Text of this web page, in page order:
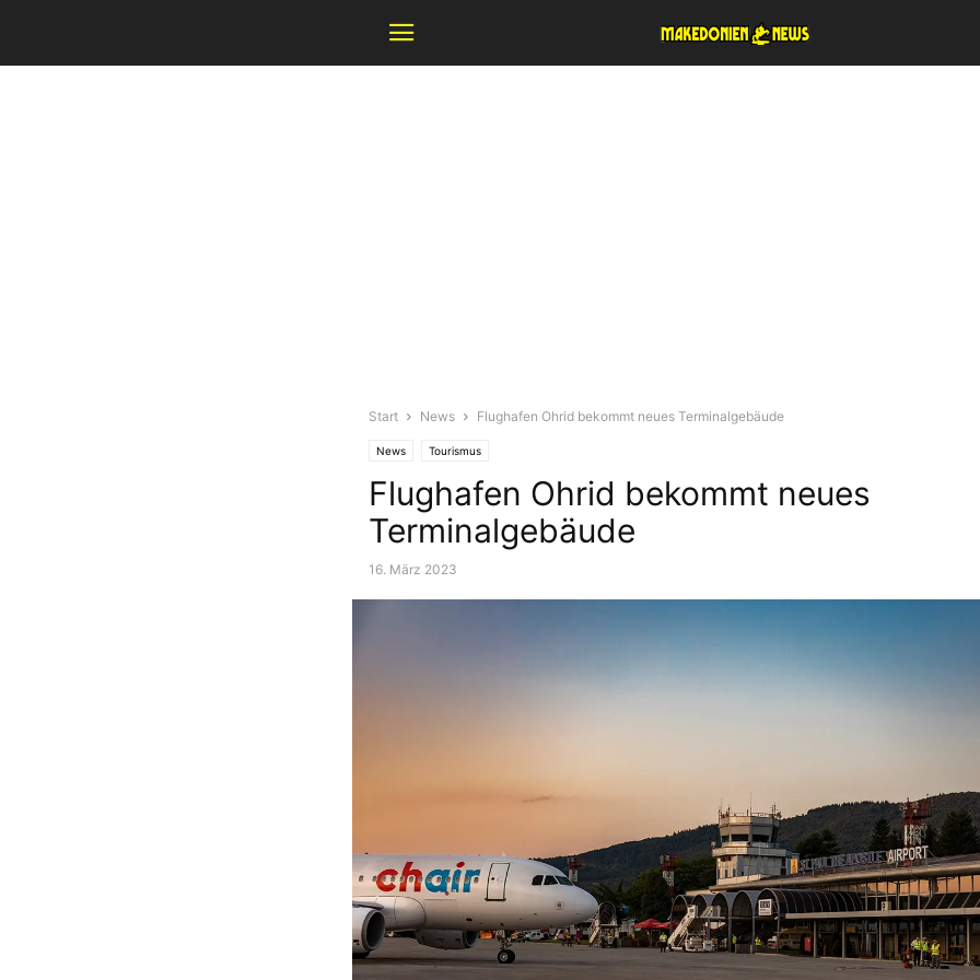
Start News Flughafen Ohrid bekommt neues Terminalgebäude
News Tourismus
Flughafen Ohrid bekommt neues
Terminalgebäude
16. März 2023